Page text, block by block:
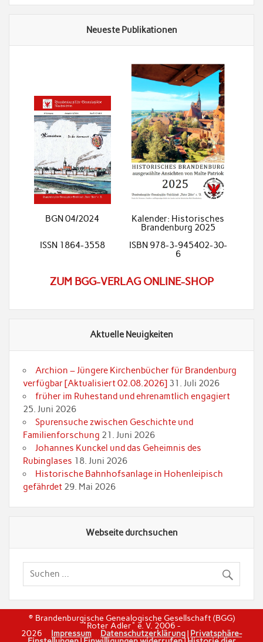
Neueste Publikationen
BGN 04/2024
Kalender: Historisches
Brandenburg 2025
ISSN 1864-3558
ISBN 978-3-945402-30-
6
ZUM BGG-VERLAG ONLINE-SHOP
Aktuelle Neuigkeiten
Archion – Jüngere Kirchenbücher für Brandenburg
verfügbar [Aktualisiert 02.08.2026] 31. Juli 2026
früher im Ruhestand und ehrenamtlich engagiert
25. Juni 2026
Spurensuche zwischen Geschichte und
Familienforschung 21. Juni 2026
Johannes Kunckel und das Geheimnis des
Rubinglases 18. Juni 2026
Historische Bahnhofsanlage in Hohenleipisch
gefährdet 29. Mai 2026
Webseite durchsuchen
© Brandenburgische Genealogische Gesellschaft (BGG)
"Roter Adler" e. V. 2006 -
2026 Impressum Datenschutzerklärung| Privatsphäre-